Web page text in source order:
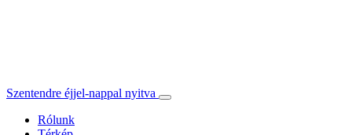
Szentendre éjjel-nappal nyitva
Rólunk